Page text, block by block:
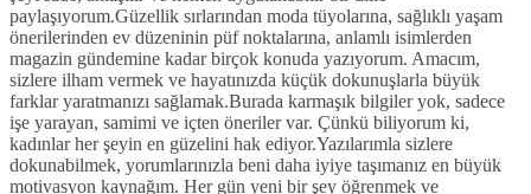
paylaşıyorum.Güzellik sırlarından moda tüyolarına, sağlıklı yaşam
önerilerinden ev düzeninin püf noktalarına, anlamlı isimlerden
magazin gündemine kadar birçok konuda yazıyorum. Amacım,
sizlere ilham vermek ve hayatınızda küçük dokunuşlarla büyük
farklar yaratmanızı sağlamak.Burada karmaşık bilgiler yok, sadece
işe yarayan, samimi ve içten öneriler var. Çünkü biliyorum ki,
kadınlar her şeyin en güzelini hak ediyor.Yazılarımla sizlere
dokunabilmek, yorumlarınızla beni daha iyiye taşımanız en büyük
motivasyon kaynağım. Her gün yeni bir şey öğrenmek ve